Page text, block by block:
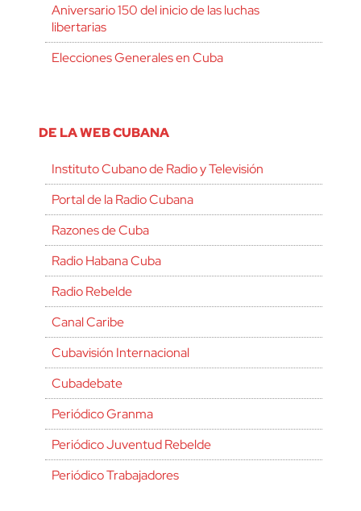
Aniversario 150 del inicio de las luchas
libertarias
Elecciones Generales en Cuba
DE LA WEB CUBANA
Instituto Cubano de Radio y Televisión
Portal de la Radio Cubana
Razones de Cuba
Radio Habana Cuba
Radio Rebelde
Canal Caribe
Cubavisión Internacional
Cubadebate
Periódico Granma
Periódico Juventud Rebelde
Periódico Trabajadores